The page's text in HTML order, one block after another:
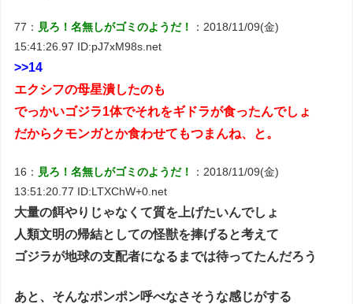
77： 見ろ！名無しがゴミのようだ！
：2018/11/09(金)
15:41:26.97 ID:pJ7xM98s.net
>>14
エクシフの母星潰したのも
でっかいゴジラ1体でそれをギドラが食ったんでしょ
だからクモンガとか食わせてもつまんね、と。
16： 見ろ！名無しがゴミのようだ！
：2018/11/09(金)
13:51:20.77 ID:LTXChW+0.net
大量の餌やりじゃなくて質を上げたいんでしょ
人類文明の帰結としての怪獣を捧げると考えて
ゴジラが地球の支配者になるまでは待ってたんだろう
あと、そんなポンポン呼べなさそうな感じがする